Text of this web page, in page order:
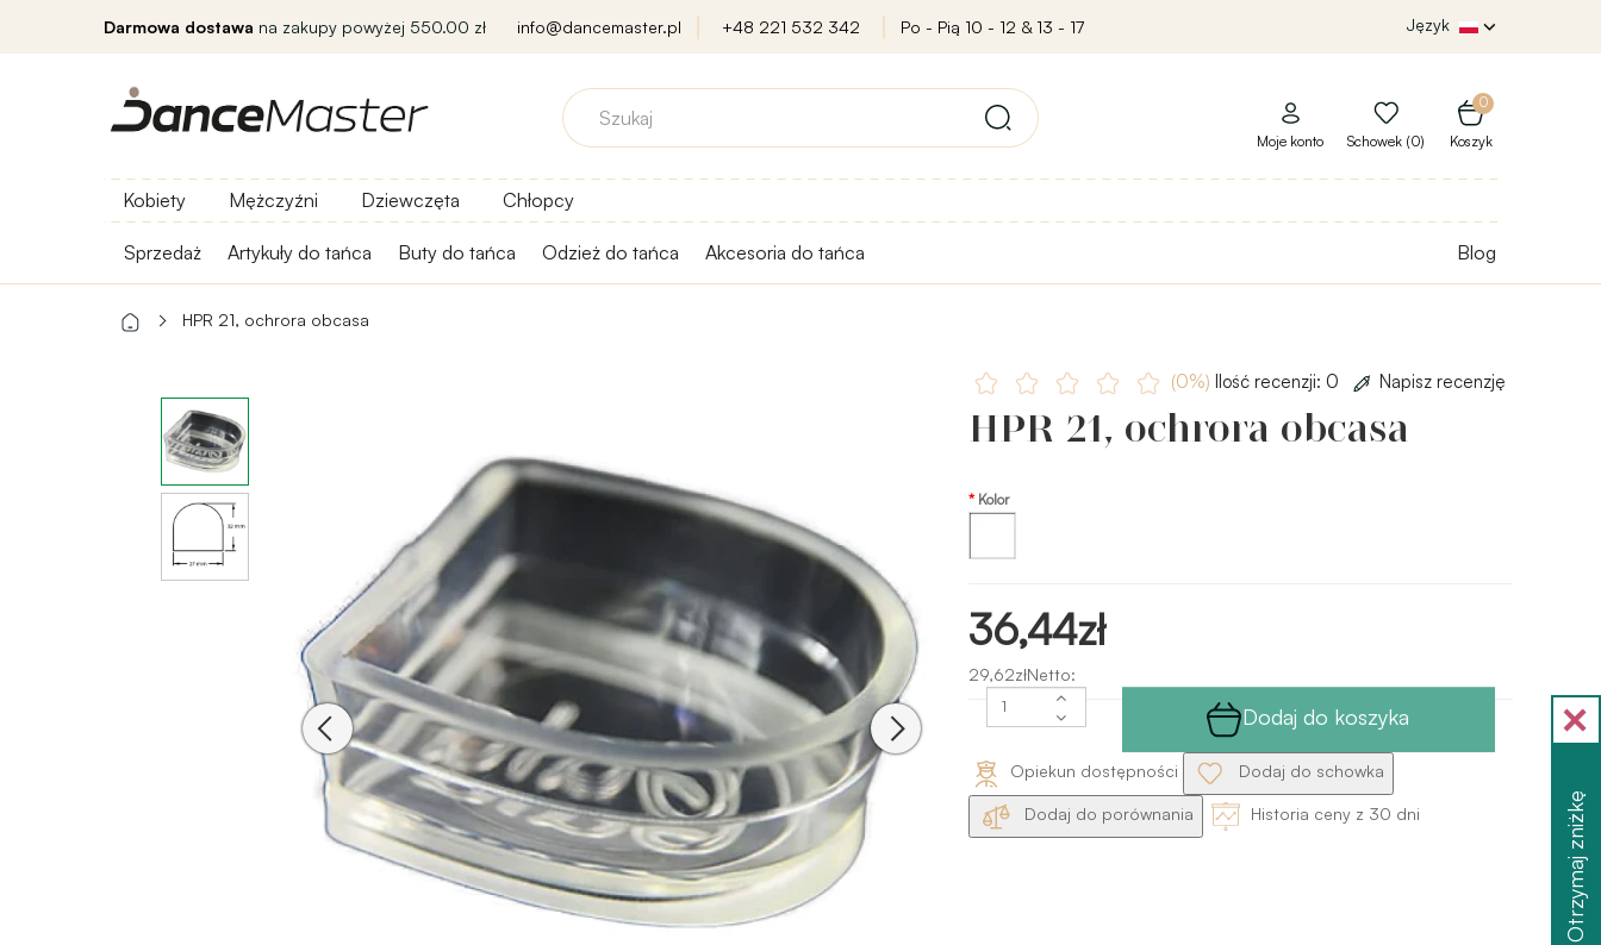
Darmowa dostawa na zakupy powyżej 550.00 zł info@dancemaster.pl +48 221 532 342 Po - Pią 10 - 12 & 13 - 17 Język
0
Koszyk
Moje konto Schowek (0)
Kobiety Mężczyźni Dziewczęta Chłopcy
Sprzedaż Artykuły do ​​tańca Buty do tańca Odzież do tańca Akcesoria do tańca Blog
HPR 21, ochrora obcasa
(0%) Ilość recenzji: 0 Napisz recenzję
HPR 21, ochrora obcasa
Kolor
36,44zł
29,62złNetto:
Dodaj do koszyka
Opiekun dostępności Dodaj do schowka
Dodaj do porównania Historia ceny z 30 dni Otrzymaj zniżkę